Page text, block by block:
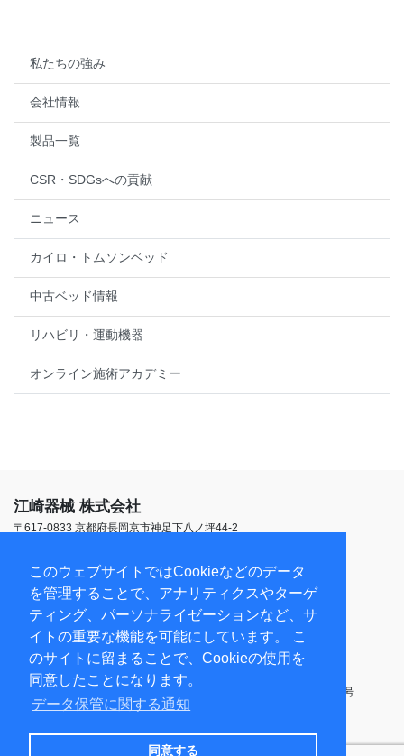
このウェブサイトではCookieなどのデータ
を管理することで、アナリティクスやターゲ
ティング、パーソナライゼーションなど、サ
イトの重要な機能を可能にしています。 こ
のサイトに留まることで、Cookieの使用を
同意したことになります。
データ保管に関する通知
同意する
私たちの強み
会社情報
製品一覧
CSR・SDGsへの貢献
ニュース
カイロ・トムソンベッド
中古ベッド情報
リハビリ・運動機器
オンライン施術アカデミー
江崎器械 株式会社
〒617-0833 京都府長岡京市神足下八ノ坪44-2
受付時間 平日9:00~18:00
第三種医療機器製造販売業（京都本社）26B3X00021
第三種医療機器製造業（京都本社）26BY006006
医療機器修理業（京都本社）26BS200097
医療機器修理業（東京営業所）13BS201366
高度管理医療機器等販売業・貸与業（京都本社）乙訓第90017号
高度管理医療機器等販売業・貸与業（東京営業所）19江衛薬01第14号
古物商許可 京都府公安委員会 第612219810019号
プライバシーポリシー